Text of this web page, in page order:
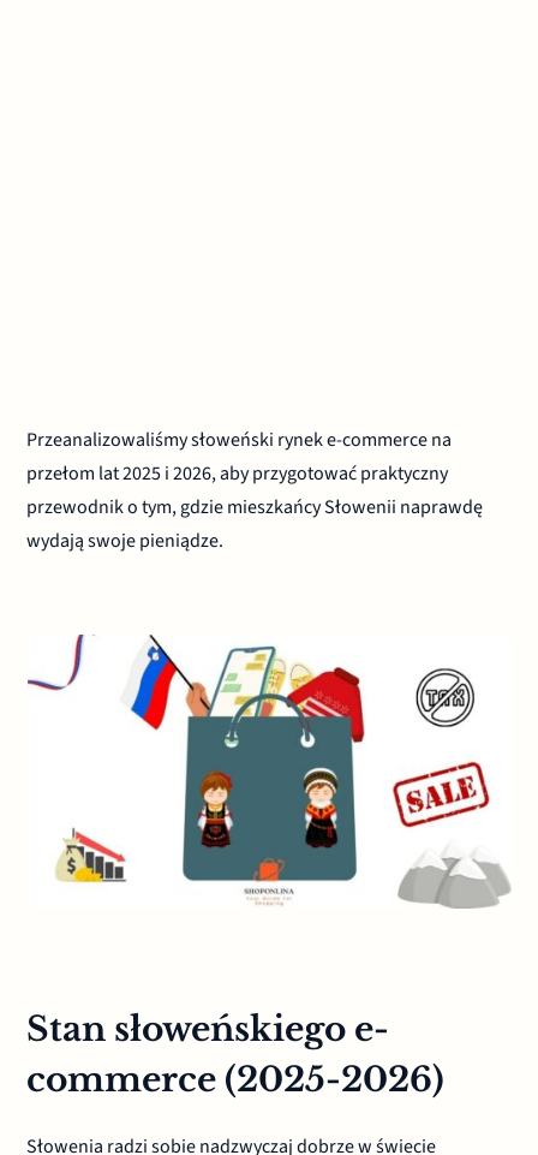
Przeanalizowaliśmy słoweński rynek e-commerce na
przełom lat 2025 i 2026, aby przygotować praktyczny
przewodnik o tym, gdzie mieszkańcy Słowenii naprawdę
wydają swoje pieniądze.
Stan słoweńskiego e-
commerce (2025-2026)
Słowenia radzi sobie nadzwyczaj dobrze w świecie